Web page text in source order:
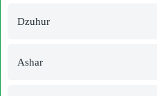
Dzuhur
Ashar